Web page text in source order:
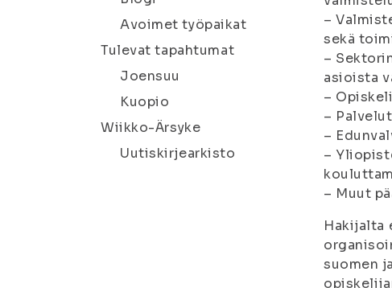
Avoimet työpaikat
Tulevat tapahtumat
Joensuu
Kuopio
Wiikko-Ärsyke
Uutiskirjearkisto
–
sekä
–
asioista
–
–
–
–
– Muut
Hakijalta
suomen